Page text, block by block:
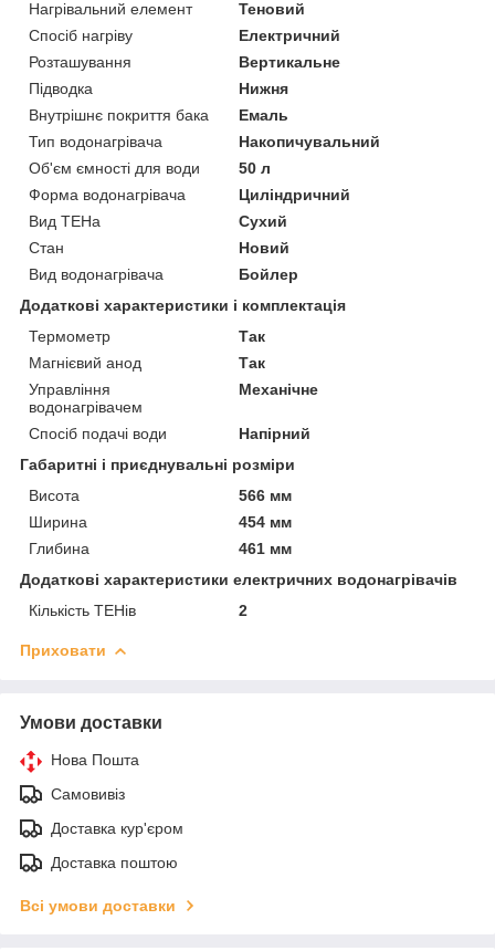
Нагрівальний елемент
Теновий
Спосіб нагріву
Електричний
Розташування
Вертикальне
Підводка
Нижня
Внутрішнє покриття бака
Емаль
Тип водонагрівача
Накопичувальний
Об'єм ємності для води
50 л
Форма водонагрівача
Циліндричний
Вид ТЕНа
Сухий
Стан
Новий
Вид водонагрівача
Бойлер
Додаткові характеристики і комплектація
Термометр
Так
Магнієвий анод
Так
Управління
водонагрівачем
Механічне
Спосіб подачі води
Напірний
Габаритні і приєднувальні розміри
Висота
566 мм
Ширина
454 мм
Глибина
461 мм
Додаткові характеристики електричних водонагрівачів
Кількість ТЕНів
2
Приховати
Умови доставки
Нова Пошта
Самовивіз
Доставка кур'єром
Доставка поштою
Всі умови доставки